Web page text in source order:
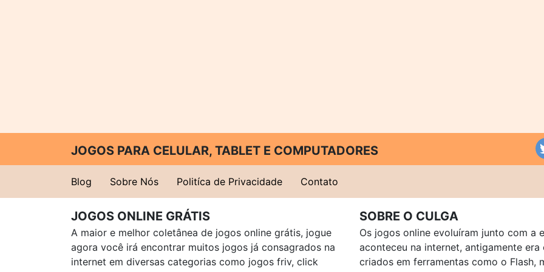
JOGOS PARA CELULAR, TABLET E COMPUTADORES
Blog Sobre Nós Politíca de Privacidade Contato
JOGOS ONLINE GRÁTIS
A maior e melhor coletânea de jogos online grátis, jogue
agora você irá encontrar muitos jogos já consagrados na
internet em diversas categorias como jogos friv, click
SOBRE O CULGA
Os jogos online evoluíram junto com a
aconteceu na internet, antigamente
criados em ferramentas como o Flash,